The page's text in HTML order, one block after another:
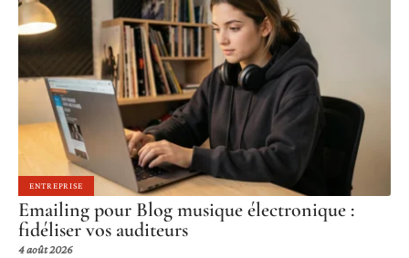
ENTREPRISE
Emailing pour Blog musique électronique :
fidéliser vos auditeurs
4 août 2026